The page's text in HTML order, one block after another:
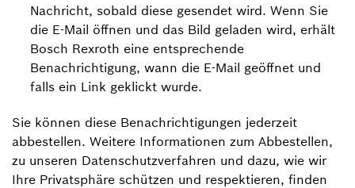
Nachricht, sobald diese gesendet wird. Wenn Sie
die E-Mail öffnen und das Bild geladen wird, erhält
Bosch Rexroth eine entsprechende
Benachrichtigung, wann die E-Mail geöffnet und
falls ein Link geklickt wurde.
Sie können diese Benachrichtigungen jederzeit
abbestellen. Weitere Informationen zum Abbestellen,
zu unseren Datenschutzverfahren und dazu, wie wir
Ihre Privatsphäre schützen und respektieren, finden